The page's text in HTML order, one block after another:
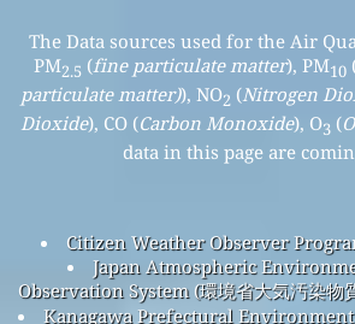
The Data sources used for the Air
PM2.5 (fine particulate matter), PM10
particulate matter)), NO2 (Nitrogen
Dioxide), CO (Carbon Monoxide), O3 (
data in this page are
Citizen Weather Observer
Japan Atmospheric
Observation System (環境省大気汚染物
Kanagawa Prefectural